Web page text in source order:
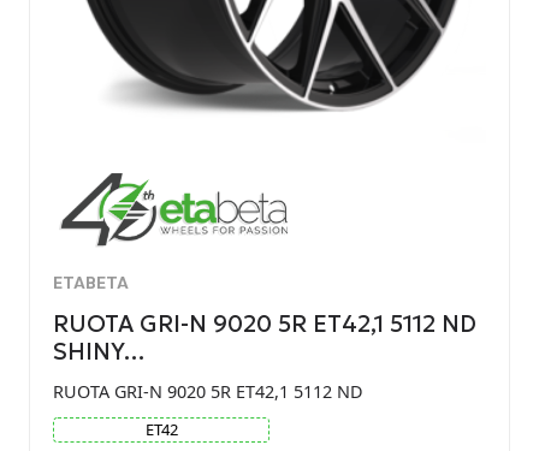
ETABETA
RUOTA GRI-N 9020 5R ET42,1 5112 ND
SHINY…
RUOTA GRI-N 9020 5R ET42,1 5112 ND
ET42